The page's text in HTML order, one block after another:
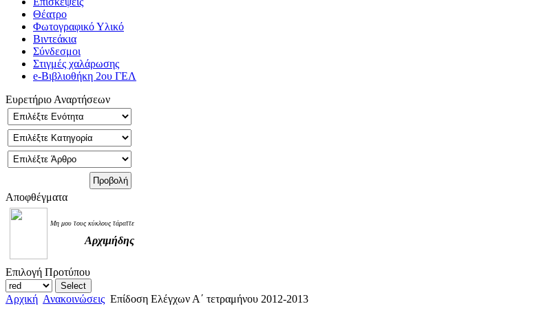
Θέατρο
Φωτογραφικό Υλικό
Βιντεάκια
Σύνδεσμοι
Στιγμές χαλάρωσης
e-Βιβλιοθήκη 2ου ΓΕΛ
Ευρετήριο Αναρτήσεων
Αποφθέγματα
Μη μου τους κύκλους τάραττε
Αρχιμήδης
Επιλογή Προτύπου
Αρχική Ανακοινώσεις Επίδοση Ελέγχων Α΄ τετραμήνου 2012-2013